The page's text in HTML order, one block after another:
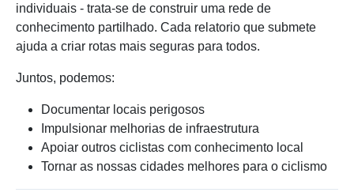
individuais - trata-se de construir uma rede de
conhecimento partilhado. Cada relatorio que submete
ajuda a criar rotas mais seguras para todos.
Juntos, podemos:
Documentar locais perigosos
Impulsionar melhorias de infraestrutura
Apoiar outros ciclistas com conhecimento local
Tornar as nossas cidades melhores para o ciclismo